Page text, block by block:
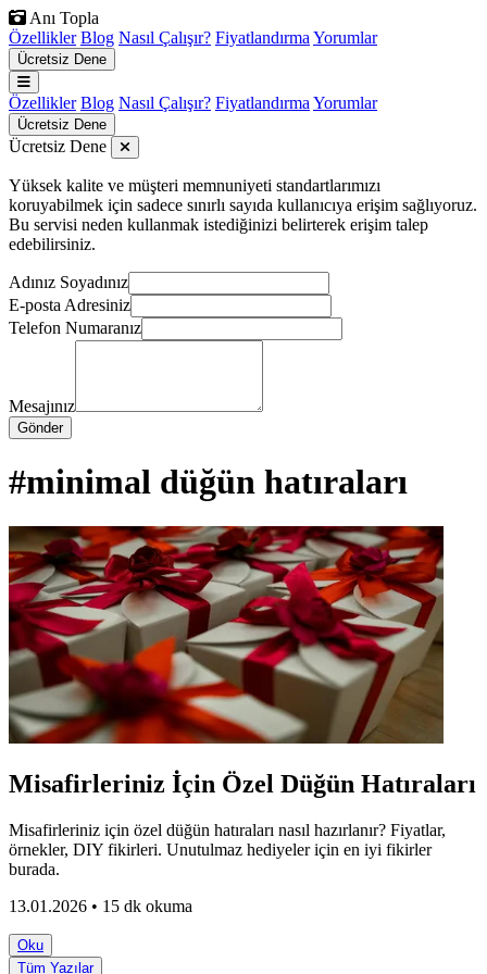
Anı Topla
Özellikler Blog Nasıl Çalışır? Fiyatlandırma Yorumlar
Ücretsiz Dene
Özellikler Blog Nasıl Çalışır? Fiyatlandırma Yorumlar
Ücretsiz Dene
Ücretsiz Dene
Yüksek kalite ve müşteri memnuniyeti standartlarımızı
koruyabilmek için sadece sınırlı sayıda kullanıcıya erişim sağlıyoruz.
Bu servisi neden kullanmak istediğinizi belirterek erişim talep
edebilirsiniz.
Adınız Soyadınız
E-posta Adresiniz
Telefon Numaranız
Mesajınız
Gönder
#minimal düğün hatıraları
Misafirleriniz İçin Özel Düğün Hatıraları
Misafirleriniz için özel düğün hatıraları nasıl hazırlanır? Fiyatlar,
örnekler, DIY fikirleri. Unutulmaz hediyeler için en iyi fikirler
burada.
13.01.2026 • 15 dk okuma
Oku
Tüm Yazılar